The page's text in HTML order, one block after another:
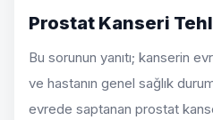
Prostat Kanseri
Bu sorunun yanıtı; kanserin
ve hastanın genel sağlık
evrede saptanan prostat